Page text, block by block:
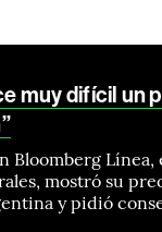
muy difícil un
Bloomberg
mostró su
y pidió